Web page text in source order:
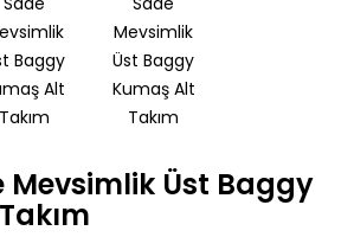
Mevsimlik Üst Baggy